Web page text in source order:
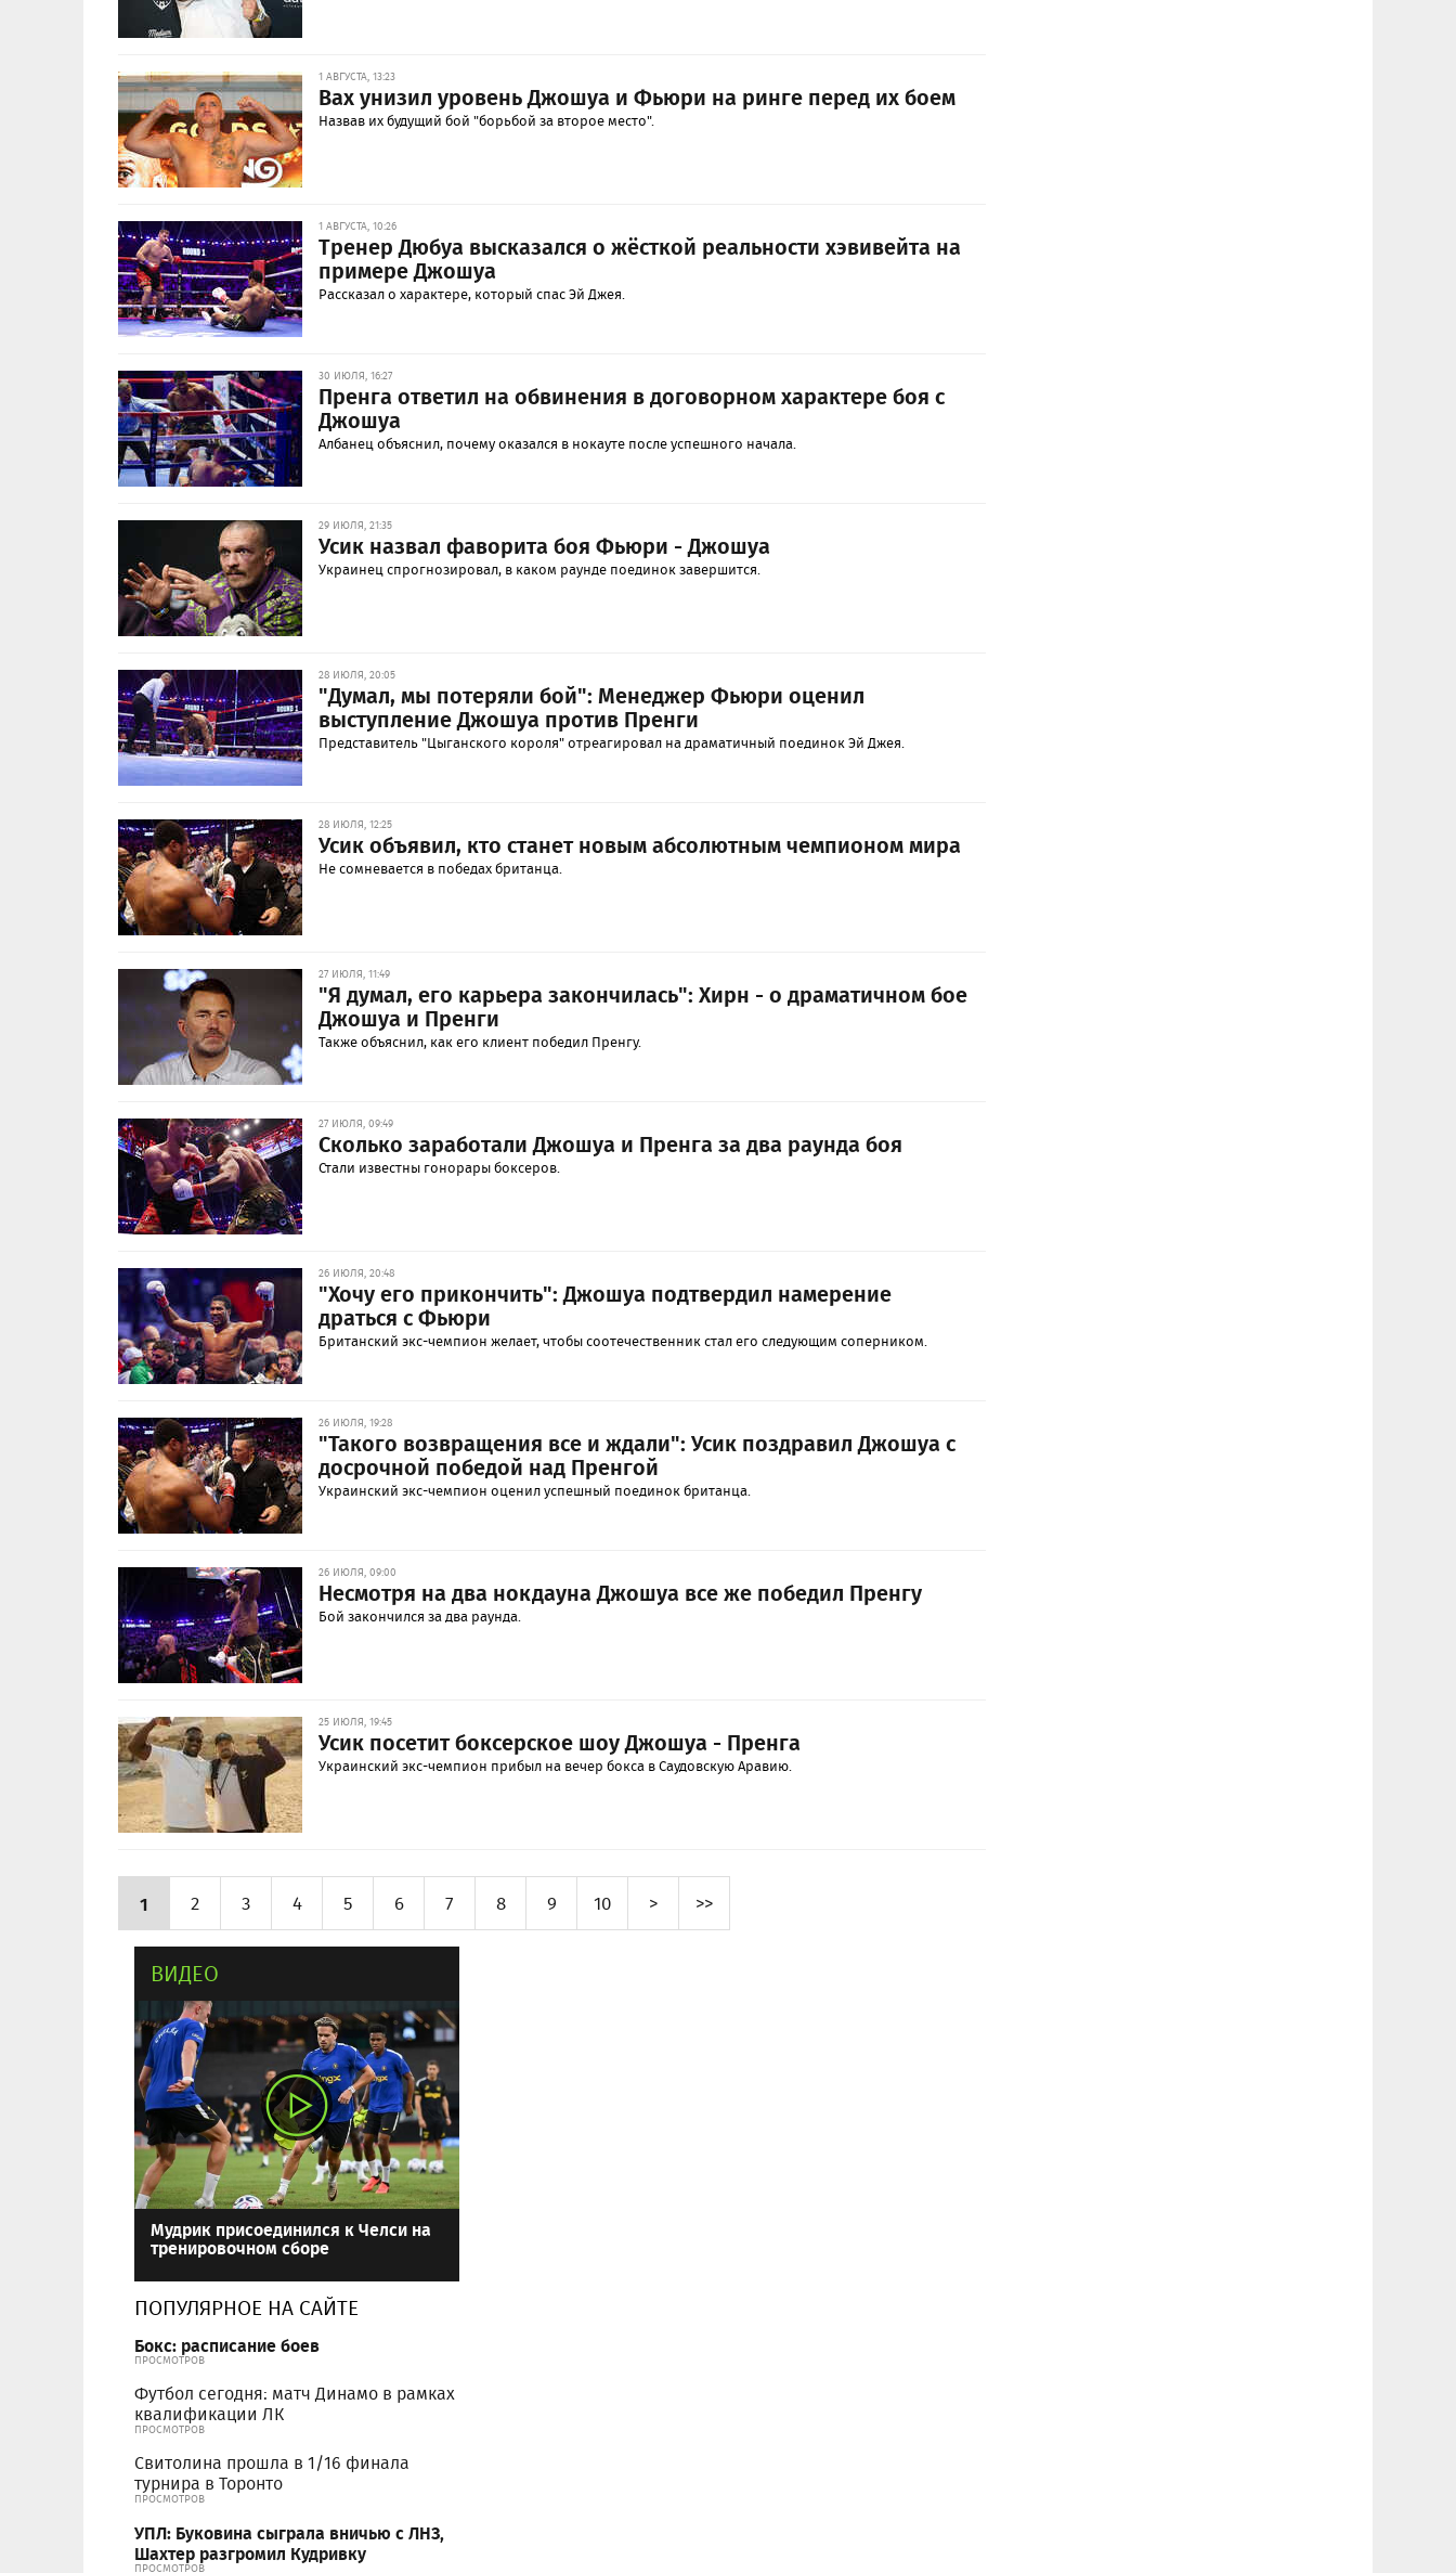
1 АВГУСТА, 13:23
Вах унизил уровень Джошуа и Фьюри на ринге перед их боем
Назвав их будущий бой "борьбой за второе место".
1 АВГУСТА, 10:26
Тренер Дюбуа высказался о жёсткой реальности хэвивейта на
примере Джошуа
Рассказал о характере, который спас Эй Джея.
30 ИЮЛЯ, 16:27
Пренга ответил на обвинения в договорном характере боя с
Джошуа
Албанец объяснил, почему оказался в нокауте после успешного начала.
29 ИЮЛЯ, 21:35
Усик назвал фаворита боя Фьюри - Джошуа
Украинец спрогнозировал, в каком раунде поединок завершится.
28 ИЮЛЯ, 20:05
"Думал, мы потеряли бой": Менеджер Фьюри оценил
выступление Джошуа против Пренги
Представитель "Цыганского короля" отреагировал на драматичный поединок Эй Джея.
28 ИЮЛЯ, 12:25
Усик объявил, кто станет новым абсолютным чемпионом мира
Не сомневается в победах британца.
27 ИЮЛЯ, 11:49
"Я думал, его карьера закончилась": Хирн - о драматичном бое
Джошуа и Пренги
Также объяснил, как его клиент победил Пренгу.
27 ИЮЛЯ, 09:49
Сколько заработали Джошуа и Пренга за два раунда боя
Стали известны гонорары боксеров.
26 ИЮЛЯ, 20:48
"Хочу его прикончить": Джошуа подтвердил намерение
драться с Фьюри
Британский экс-чемпион желает, чтобы соотечественник стал его следующим соперником.
26 ИЮЛЯ, 19:28
"Такого возвращения все и ждали": Усик поздравил Джошуа с
досрочной победой над Пренгой
Украинский экс-чемпион оценил успешный поединок британца.
26 ИЮЛЯ, 09:00
Несмотря на два нокдауна Джошуа все же победил Пренгу
Бой закончился за два раунда.
25 ИЮЛЯ, 19:45
Усик посетит боксерское шоу Джошуа - Пренга
Украинский экс-чемпион прибыл на вечер бокса в Саудовскую Аравию.
1 2 3 4 5 6 7 8 9 10 > >>
ВИДЕО
Мудрик присоединился к Челси на
тренировочном сборе
ПОПУЛЯРНОЕ НА САЙТЕ
Бокс: расписание боев
ПРОСМОТРОВ
Футбол сегодня: матч Динамо в рамках
квалификации ЛК
ПРОСМОТРОВ
Свитолина прошла в 1/16 финала
турнира в Торонто
ПРОСМОТРОВ
УПЛ: Буковина сыграла вничью с ЛНЗ,
Шахтер разгромил Кудривку
ПРОСМОТРОВ